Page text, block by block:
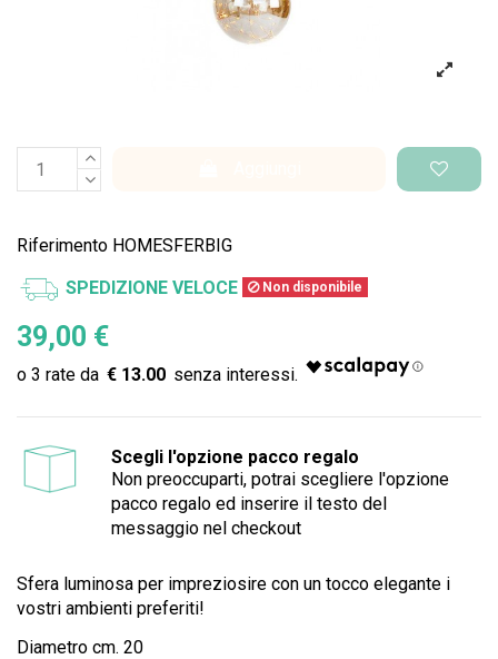
Riferimento HOMESFERBIG
SPEDIZIONE VELOCE Non disponibile
39,00 €
€ 13.00
Scegli l'opzione pacco regalo
Non preoccuparti, potrai scegliere l'opzione
pacco regalo ed inserire il testo del
messaggio nel checkout
Sfera luminosa per impreziosire con un tocco elegante i
vostri ambienti preferiti!
Diametro cm. 20